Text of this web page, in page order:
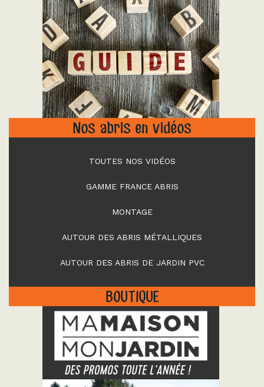
"
Nos abris en vidéos
TOUTES NOS VIDÉOS
GAMME FRANCE ABRIS
MONTAGE
AUTOUR DES ABRIS MÉTALLIQUES
AUTOUR DES ABRIS DE JARDIN PVC
BOUTIQUE